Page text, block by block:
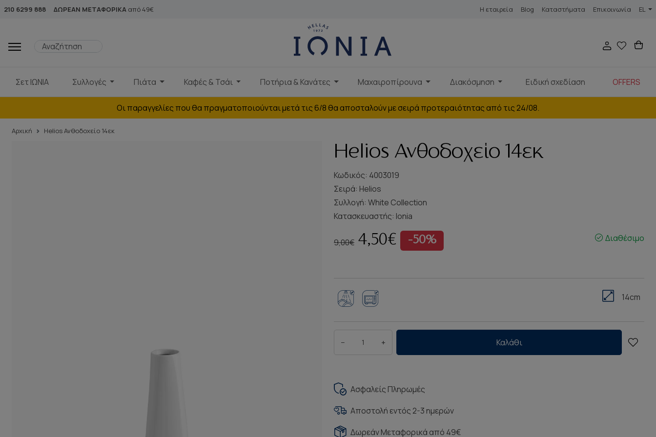
210 6299 888 ΔΩΡΕΑΝ ΜΕΤΑΦΟΡΙΚΑ από 49€ Η εταιρεία Blog Καταστήματα Επικοινωνία EL
Σετ ΙΩΝΙΑ Συλλογές Πιάτα Καφές & Τσάι Ποτήρια & Κανάτες Μαχαιροπίρουνα Διακόσμηση Ειδική σχεδίαση OFFERS
Οι παραγγελίες που θα πραγματοποιούνται μετά τις 6/8 θα αποσταλούν με σειρά προτεραιότητας από τις 24/08.
Αρχική Helios Ανθοδοχείο 14εκ
Helios Ανθοδοχείο 14εκ
Κωδικός: 4003019
Σειρά: Helios
Συλλογή: White Collection
Κατασκευαστής: Ionia
9,00€ 4,50€ -50% Διαθέσιμο
14cm
− + Καλάθι
Ασφαλείς Πληρωμές
Αποστολή εντός 2-3 ημερών
Δωρεάν Μεταφορικά από 49€